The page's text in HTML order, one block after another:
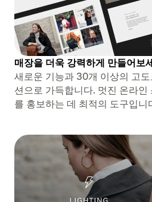
매장을 더욱 강력하게 만들어보
새로운 기능과 30개 이상의 고
션으로 가득합니다. 멋진 온라인
를 홍보하는 데 최적의 도구입니